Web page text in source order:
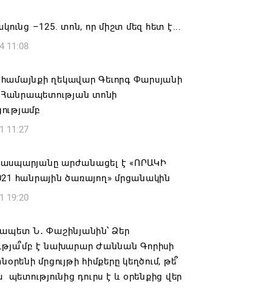
16:21
ճանապարհաշինական
աշխատանքներ՝ գյուղական
16:09
բանակը «Իսկանդերով» հարվածել
գնացքին
14:32
120 մլն եվրո ներդրում՝
մի շարք զբոսաշրջային
զարգացման համար
13:49
–125. տոն, որ միշտ մեզ հետ է...
11:08
ղեկավար Գեւորգ Փարսյանի
Հանրապետության տոնի
11:27
արժանացել է «ՈՐԱԿԻ
հանրային ծառայող» մրցանակին
19:20
Ն․ Փաշինյանին՝ Ձեր
է նախարար Ժաննան Գորիսի
մրցույթի հիմքերը կեղծում, թե՞
պետությունից դուրս է և օրենքից վեր